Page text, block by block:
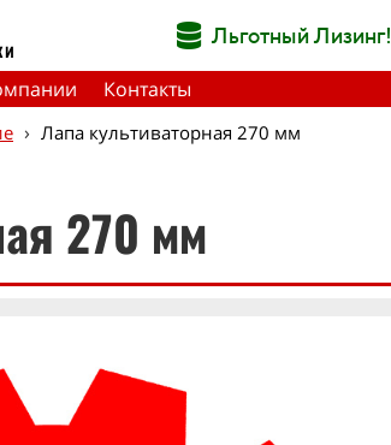
Льготный Лизинг!
Контакты
› Лапа культиваторная 270 мм
270 мм